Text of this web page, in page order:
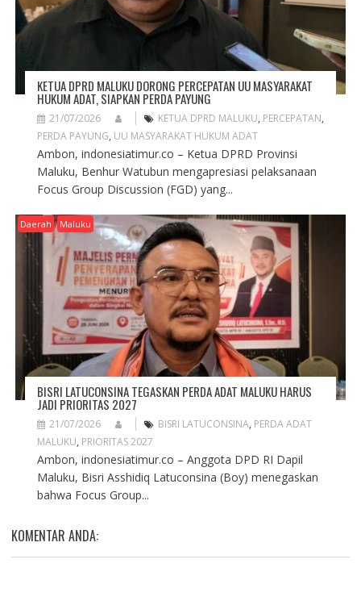
KETUA DPRD MALUKU DORONG PERCEPATAN UU MASYARAKAT
HUKUM ADAT, SIAPKAN PERDA PAYUNG
21/07/2026 KETUA DPRD MALUKU, PERCEPATAN,
PERDA PAYUNG, UU MASYARAKAT HUKUM ADAT
Ambon, indonesiatimur.co – Ketua DPRD Provinsi
Maluku, Benhur Watubun mengapresiasi pelaksanaan
Focus Group Discussion (FGD) yang...
Daerah Maluku
BISRI LATUCONSINA TEGASKAN PERDA ADAT MALUKU HARUS
JADI PRIORITAS 2027
21/07/2026 BISRI LATUCONSINA, PERDA ADAT
MALUKU, PRIORITAS 2027
Ambon, indonesiatimur.co – Anggota DPD RI Dapil
Maluku, Bisri Asshidiq Latuconsina (Boy) menegaskan
bahwa Focus Group...
KOMENTAR ANDA: